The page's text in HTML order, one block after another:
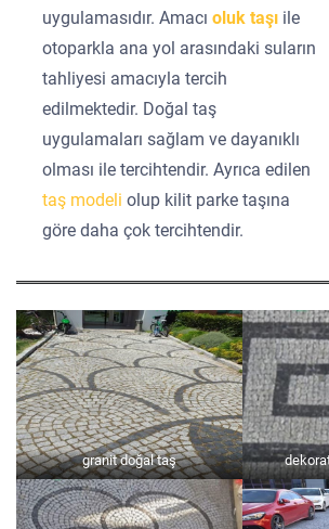
uygulamasıdır. Amacıoluk taşı ile
otoparkla ana yol arasındaki suların
tahliyesi amacıyla tercih
edilmektedir. Doğal taş
uygulamaları sağlam ve dayanıklı
olması ile tercihtendir. Ayrıca edilen
taş modeliolup kilit parke taşına
göre daha çok tercihtendir.
granit doğal taş